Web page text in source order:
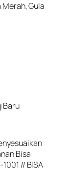
Merah, Gula
Baru
Bisa
// BISA